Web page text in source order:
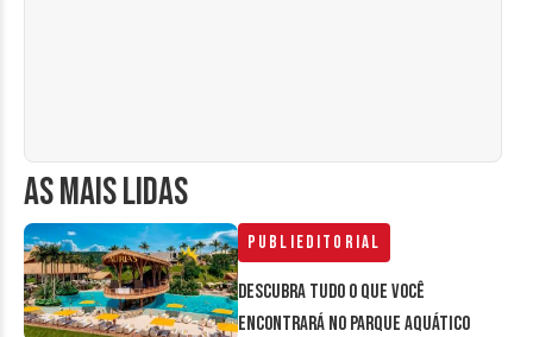
AS MAIS LIDAS
Publieditorial
Descubra tudo o que você
encontrará no parque aquático